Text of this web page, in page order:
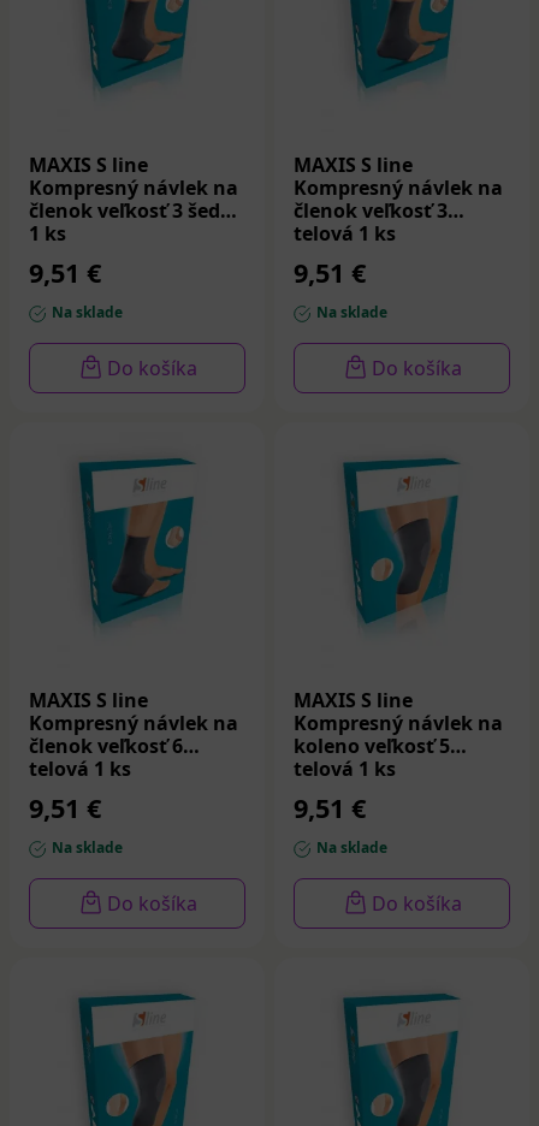
MAXIS S line
Kompresný návlek na
členok veľkosť 3 šedá
1 ks
9,51 €
Na sklade
Do košíka
MAXIS S line
Kompresný návlek na
členok veľkosť 3
telová 1 ks
9,51 €
Na sklade
Do košíka
MAXIS S line
Kompresný návlek na
členok veľkosť 6
telová 1 ks
9,51 €
Na sklade
Do košíka
MAXIS S line
Kompresný návlek na
koleno veľkosť 5
telová 1 ks
9,51 €
Na sklade
Do košíka